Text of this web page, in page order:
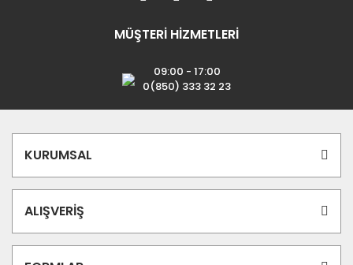
MÜŞTERİ HİZMETLERİ
09:00 - 17:00
0(850) 333 32 23
KURUMSAL
ALIŞVERİŞ